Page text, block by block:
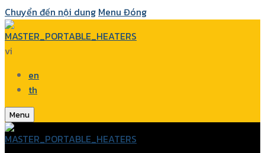
Chuyển đến nội dung Menu Đóng
vi
en
th
Menu